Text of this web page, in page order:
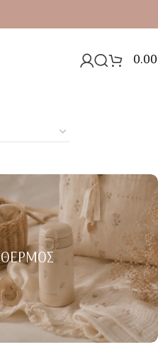
0.00
ΘΕΡΜΌΣ